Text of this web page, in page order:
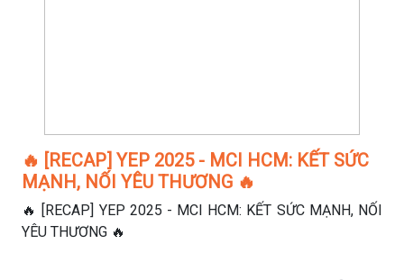
🔥 [RECAP] YEP 2025 - MCI HCM: KẾT SỨC
MẠNH, NỐI YÊU THƯƠNG 🔥
🔥 [RECAP] YEP 2025 - MCI HCM: KẾT SỨC MẠNH, NỐI
YÊU THƯƠNG 🔥